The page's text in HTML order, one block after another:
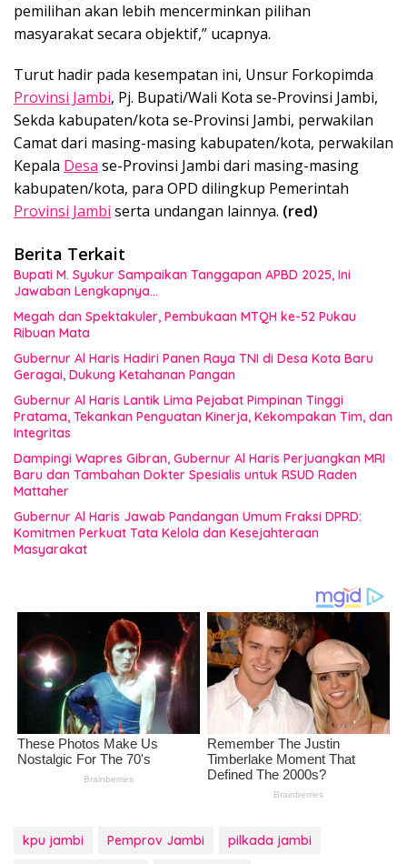
pemilihan akan lebih mencerminkan pilihan
masyarakat secara objektif,” ucapnya.
Turut hadir pada kesempatan ini, Unsur Forkopimda
Provinsi Jambi, Pj. Bupati/Wali Kota se-Provinsi Jambi,
Sekda kabupaten/kota se-Provinsi Jambi, perwakilan
Camat dari masing-masing kabupaten/kota, perwakilan
Kepala Desa se-Provinsi Jambi dari masing-masing
kabupaten/kota, para OPD dilingkup Pemerintah
Provinsi Jambi serta undangan lainnya. (red)
Berita Terkait
Bupati M. Syukur Sampaikan Tanggapan APBD 2025, Ini
Jawaban Lengkapnya…
Megah dan Spektakuler, Pembukaan MTQH ke-52 Pukau
Ribuan Mata
Gubernur Al Haris Hadiri Panen Raya TNI di Desa Kota Baru
Geragai, Dukung Ketahanan Pangan
Gubernur Al Haris Lantik Lima Pejabat Pimpinan Tinggi
Pratama, Tekankan Penguatan Kinerja, Kekompakan Tim, dan
Integritas
Dampingi Wapres Gibran, Gubernur Al Haris Perjuangkan MRI
Baru dan Tambahan Dokter Spesialis untuk RSUD Raden
Mattaher
Gubernur Al Haris Jawab Pandangan Umum Fraksi DPRD:
Komitmen Perkuat Tata Kelola dan Kesejahteraan
Masyarakat
kpu jambi Pemprov Jambi
pilkada jambi